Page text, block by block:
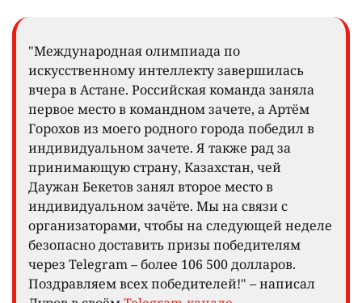
"Международная олимпиада по
искусственному интеллекту завершилась
вчера в Астане. Российская команда заняла
первое место в командном зачете, а Артём
Горохов из моего родного города победил в
индивидуальном зачете. Я также рад за
принимающую страну, Казахстан, чей
Даужан Бекетов занял второе место в
индивидуальном зачёте. Мы на связи с
организаторами, чтобы на следующей неделе
безопасно доставить призы победителям
через Telegram – более 106 500 долларов.
Поздравляем всех победителей!" – написал